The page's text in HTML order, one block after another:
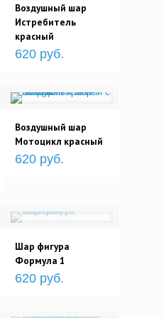
Воздушный шар
Истребитель
красный
620 руб.
Воздушный шар
Мотоцикл красный
620 руб.
Шар фигура
Формула 1
620 руб.